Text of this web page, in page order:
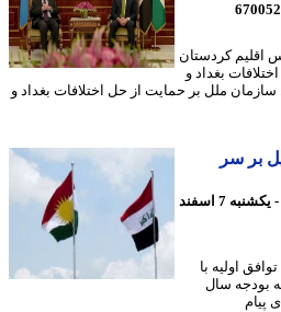
کردستان
بغداد و
ملل بر حمایت از حل اختلافات بغداد و
سر
42 ماه پیش - یکشنبه 7 اسفند
اولیه با
سال